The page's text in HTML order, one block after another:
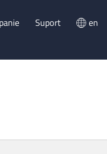
Suport en